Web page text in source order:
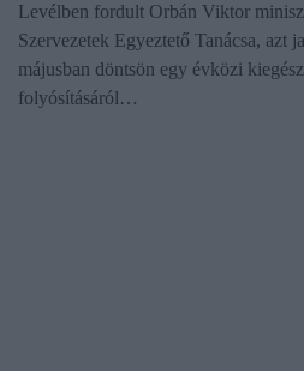
Levélben fordult Orbán Viktor
Szervezetek Egyeztető Tanácsa, azt
májusban döntsön egy évközi
folyósításáról…